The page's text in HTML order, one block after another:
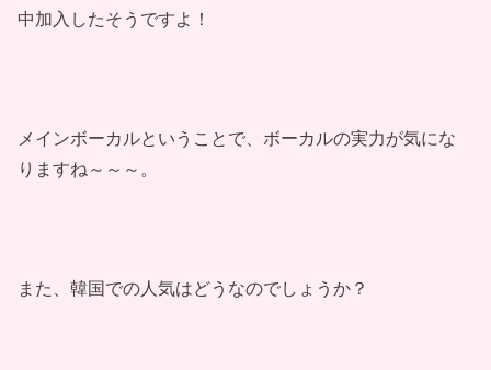
中加入したそうですよ！
メインボーカルということで、ボーカルの実力が気にな
りますね～～～。
また、韓国での人気はどうなのでしょうか？